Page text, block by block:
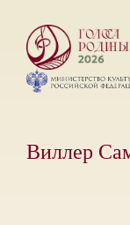
Виллер